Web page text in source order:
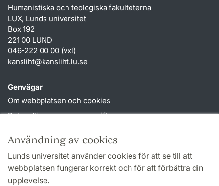
Användning av cookies
Lunds universitet använder cookies för att se till att
webbplatsen fungerar korrekt och för att förbättra din
upplevelse.
Humanistiska och teologiska fakulteterna
LUX, Lunds universitet
Box 192
221 00 LUND
046-222 00 00 (vxl)
kansliht@kansliht.lu.se
Genvägar
Om webbplatsen och cookies
Behandling av personuppgifter
TYPO3-login
Följ oss i sociala medier